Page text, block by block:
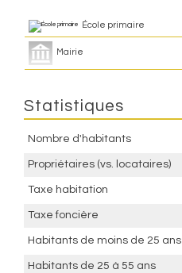
École primaire
Mairie
Statistiques
Nombre d'habitants
Propriétaires (vs. locataires)
Taxe habitation
Taxe foncière
Habitants de moins de 25 ans
Habitants de 25 à 55 ans